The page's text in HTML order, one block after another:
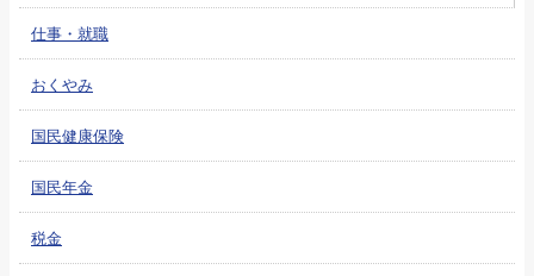
仕事・就職
おくやみ
国民健康保険
国民年金
税金